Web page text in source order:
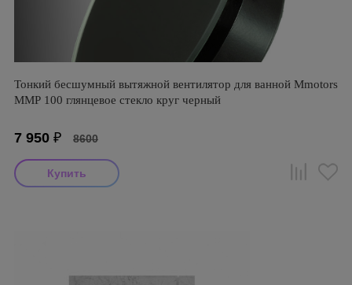
Тонкий бесшумный вытяжной вентилятор для ванной Mmotors
ММР 100 глянцевое стекло круг черный
7 950 ₽ 8600